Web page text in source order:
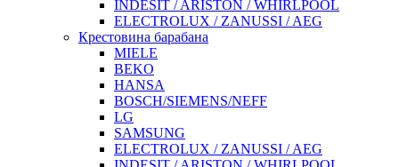
INDESIT / ARISTON / WHIRLPOOL
ELECTROLUX / ZANUSSI / AEG
Крестовина барабана
MIELE
BEKO
HANSA
BOSCH/SIEMENS/NEFF
LG
SAMSUNG
ELECTROLUX / ZANUSSI / AEG